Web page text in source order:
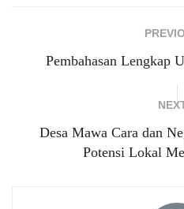
Pembahasan Lengkap
Desa Mawa Cara dan
Potensi Lokal